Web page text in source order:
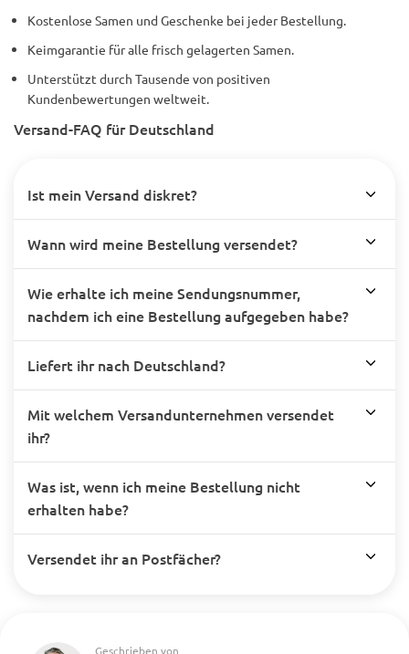
Kostenlose Samen und Geschenke bei jeder Bestellung.
Keimgarantie für alle frisch gelagerten Samen.
Unterstützt durch Tausende von positiven
Kundenbewertungen weltweit.
Versand-FAQ für Deutschland
Ist mein Versand diskret?
Wann wird meine Bestellung versendet?
Wie erhalte ich meine Sendungsnummer,
nachdem ich eine Bestellung aufgegeben habe?
Liefert ihr nach Deutschland?
Mit welchem Versandunternehmen versendet
ihr?
Was ist, wenn ich meine Bestellung nicht
erhalten habe?
Versendet ihr an Postfächer?
Geschrieben von